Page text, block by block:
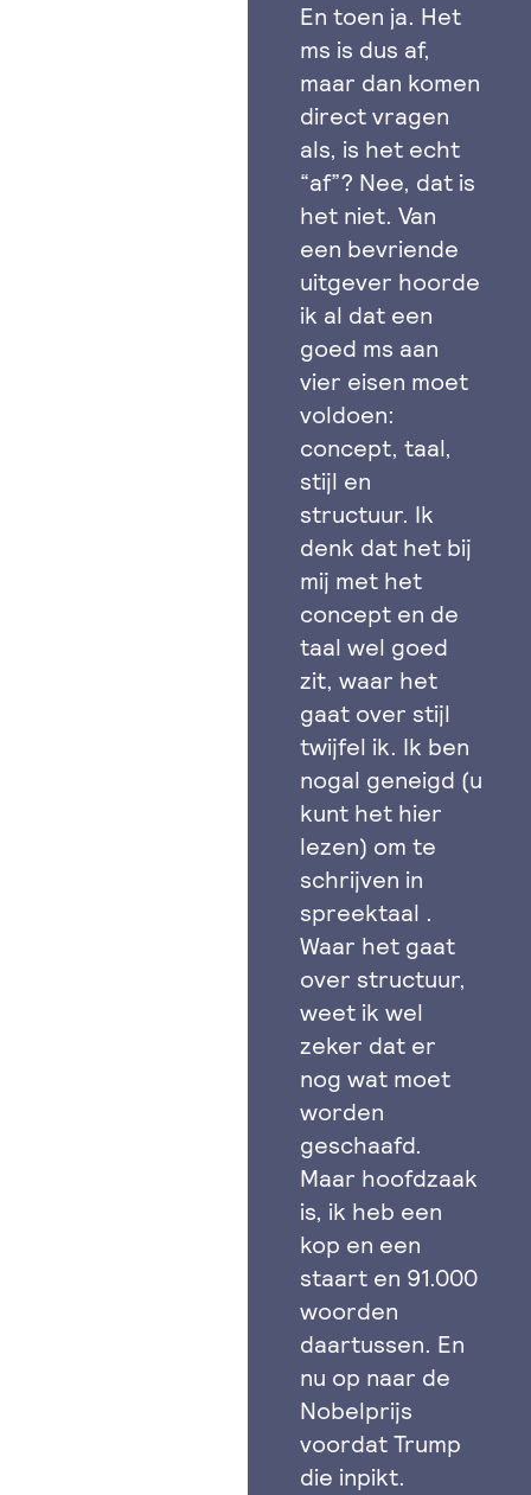
En toen ja. Het
ms is dus af,
maar dan komen
direct vragen
als, is het echt
“af”? Nee, dat is
het niet. Van
een bevriende
uitgever hoorde
ik al dat een
goed ms aan
vier eisen moet
voldoen:
concept, taal,
stijl en
structuur. Ik
denk dat het bij
mij met het
concept en de
taal wel goed
zit, waar het
gaat over stijl
twijfel ik. Ik ben
nogal geneigd (u
kunt het hier
lezen) om te
schrijven in
spreektaal .
Waar het gaat
over structuur,
weet ik wel
zeker dat er
nog wat moet
worden
geschaafd.
Maar hoofdzaak
is, ik heb een
kop en een
staart en 91.000
woorden
daartussen. En
nu op naar de
Nobelprijs
voordat Trump
die inpikt.